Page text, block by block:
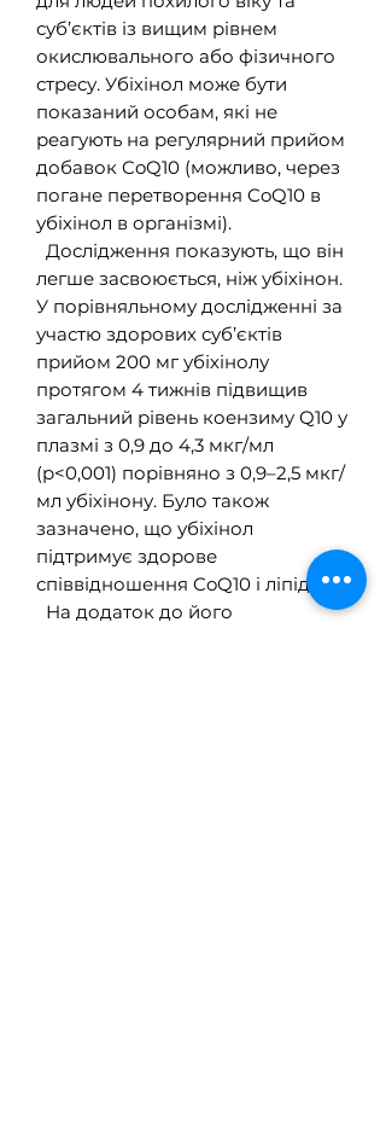
суб’єктів із вищим рівнем
окислювального або фізичного
стресу. Убіхінол може бути
показаний особам, які не
реагують на регулярний прийом
добавок CoQ10 (можливо, через
погане перетворення CoQ10 в
убіхінол в організмі).
Дослідження показують, що він
легше засвоюється, ніж убіхінон.
У порівняльному дослідженні за
участю здорових суб’єктів
прийом 200 мг убіхінолу
протягом 4 тижнів підвищив
загальний рівень коензиму Q10 у
плазмі з 0,9 до 4,3 мкг/мл
(p<0,001) порівняно з 0,9–2,5 мкг/
мл убіхінону. Було також
зазначено, що убіхінол
підтримує здорове
співвідношення CoQ10 і ліпідів.
На додаток до його